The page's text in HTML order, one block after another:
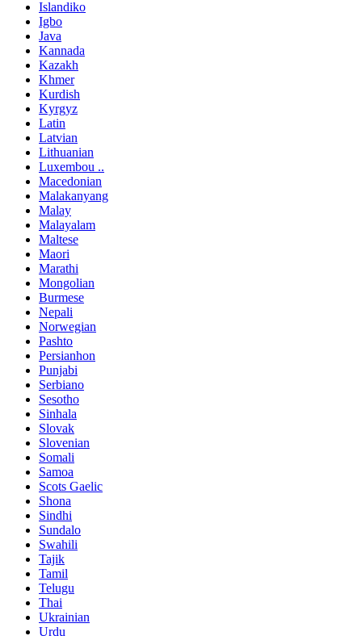
Islandiko
Igbo
Java
Kannada
Kazakh
Khmer
Kurdish
Kyrgyz
Latin
Latvian
Lithuanian
Luxembou ..
Macedonian
Malakanyang
Malay
Malayalam
Maltese
Maori
Marathi
Mongolian
Burmese
Nepali
Norwegian
Pashto
Persianhon
Punjabi
Serbiano
Sesotho
Sinhala
Slovak
Slovenian
Somali
Samoa
Scots Gaelic
Shona
Sindhi
Sundalo
Swahili
Tajik
Tamil
Telugu
Thai
Ukrainian
Urdu